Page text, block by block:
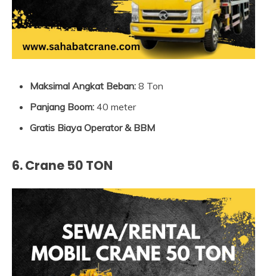
Maksimal Angkat Beban: 8 Ton
Panjang Boom: 40 meter
Gratis Biaya Operator & BBM
6. Crane 50 TON